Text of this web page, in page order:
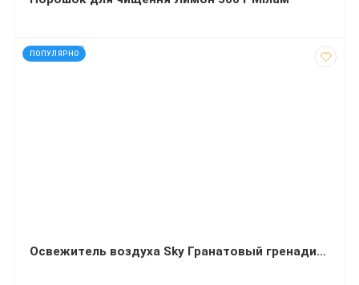
ПОПУЛЯРНО
код: 290283
Освежитель воздуха Sky Гранатовый гренадин 300 миллилитров